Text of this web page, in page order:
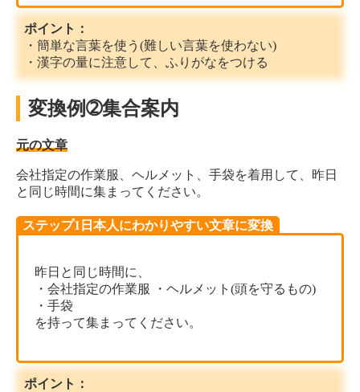
ポイント：
・簡単な言葉を使う(難しい言葉を使わない)
・漢字の量に注意して、ふりがなをつける
変換例➁集合案内
元の文章
会社指定の作業服、ヘルメット、手袋を着用して、昨日
と同じ時間に集まってください。
ステップ1日本人にわかりやすい文章に変換
昨日と同じ時間に、
・会社指定の作業服 ・ヘルメット(頭を守るもの)
・手袋
を持って集まってください。
ポイント：